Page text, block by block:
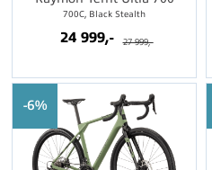
700C, Black Stealth
24 999,- 27 999,-
6%